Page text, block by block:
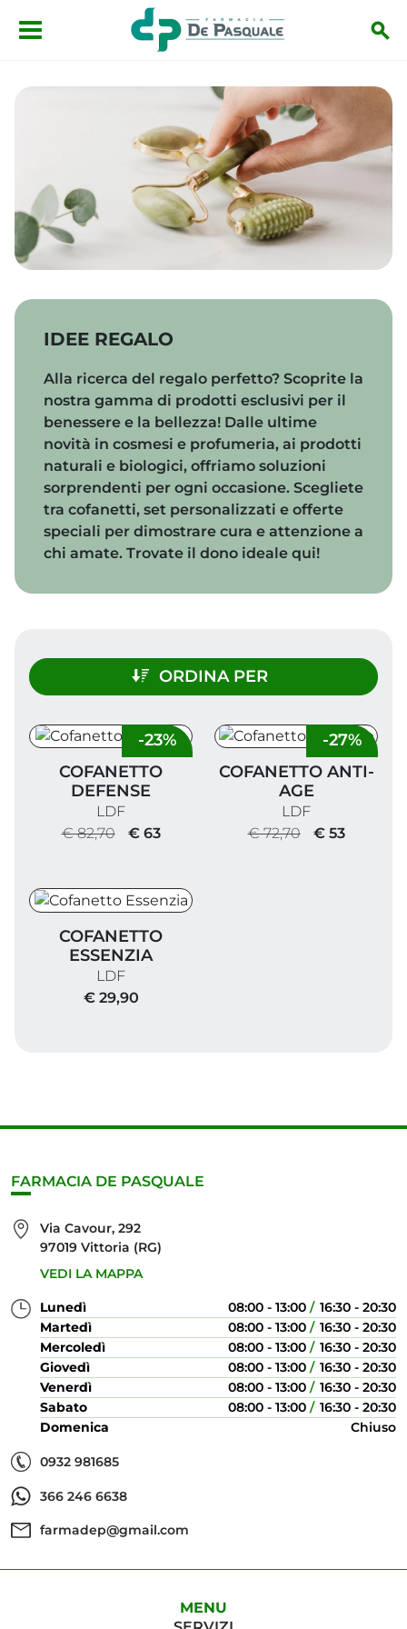
Salta al contenuto principale
IDEE REGALO
Alla ricerca del regalo perfetto? Scoprite la
nostra gamma di prodotti esclusivi per il
benessere e la bellezza! Dalle ultime
novità in cosmesi e profumeria, ai prodotti
naturali e biologici, offriamo soluzioni
sorprendenti per ogni occasione. Scegliete
tra cofanetti, set personalizzati e offerte
speciali per dimostrare cura e attenzione a
chi amate. Trovate il dono ideale qui!
ORDINA PER
Cofanetto Defense
-23%
COFANETTO
DEFENSE
LDF
€ 82,70
€ 63
Cofanetto Anti-Age
-27%
COFANETTO ANTI-
AGE
LDF
€ 72,70
€ 53
COFANETTO
ESSENZIA
LDF
€ 29,90
FARMACIA DE PASQUALE
Via Cavour, 292
97019 Vittoria (RG)
VEDI LA MAPPA
Lunedì 08:00 - 13:00
16:30 - 20:30
Martedì
08:00 - 13:00
16:30 - 20:30
Mercoledì
08:00 - 13:00
16:30 - 20:30
Giovedì
08:00 - 13:00
16:30 - 20:30
Venerdì
08:00 - 13:00
16:30 - 20:30
Sabato
08:00 - 13:00
16:30 - 20:30
Domenica
Chiuso
0932 981685
366 246 6638
farmadep@gmail.com
MENU